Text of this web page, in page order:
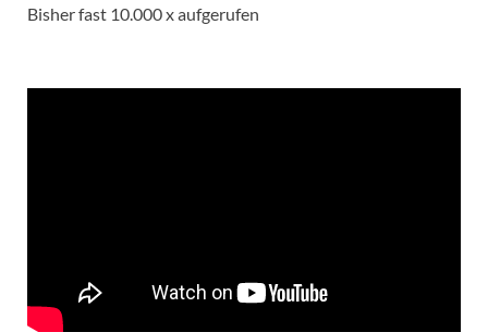
Bisher fast 10.000 x aufgerufen